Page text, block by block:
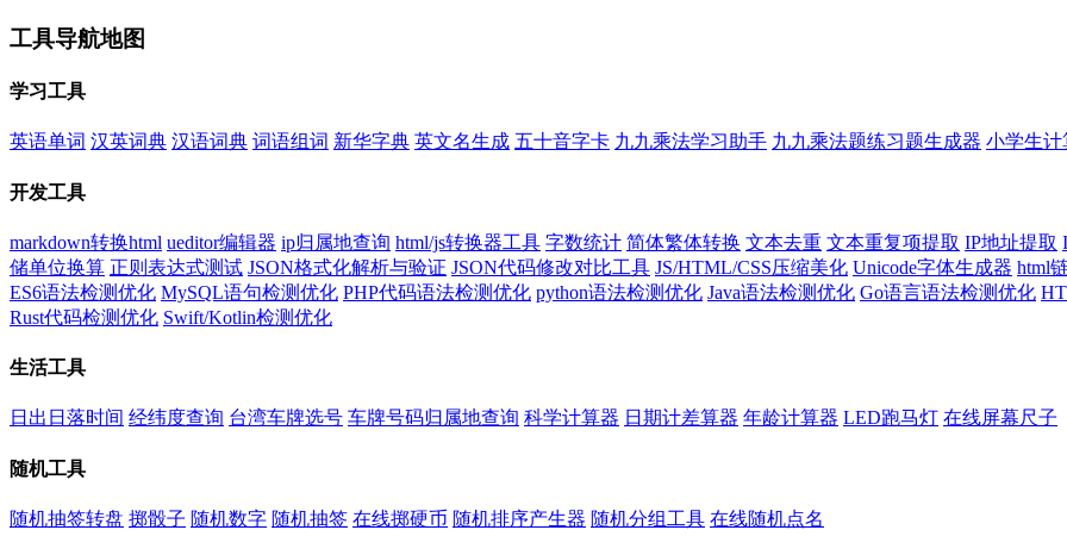
工具导航地图
学习工具
英语单词 汉英词典 汉语词典 词语组词 新华字典 英文名生成 五十音字卡 九九乘法学习助手 九九乘法题练习题生成器 小学生计
开发工具
markdown转换html ueditor编辑器 ip归属地查询 html/js转换器工具 字数统计 简体繁体转换 文本去重 文本重复项提取 IP地址提取
储单位换算 正则表达式测试 JSON格式化解析与验证 JSON代码修改对比工具 JS/HTML/CSS压缩美化 Unicode字体生成器 html
ES6语法检测优化 MySQL语句检测优化 PHP代码语法检测优化 python语法检测优化 Java语法检测优化 Go语言语法检测优化
Rust代码检测优化 Swift/Kotlin检测优化
生活工具
日出日落时间 经纬度查询 台湾车牌选号 车牌号码归属地查询 科学计算器 日期计差算器 年龄计算器 LED跑马灯 在线屏幕尺子
随机工具
随机抽签转盘 掷骰子 随机数字 随机抽签 在线掷硬币 随机排序产生器 随机分组工具 在线随机点名